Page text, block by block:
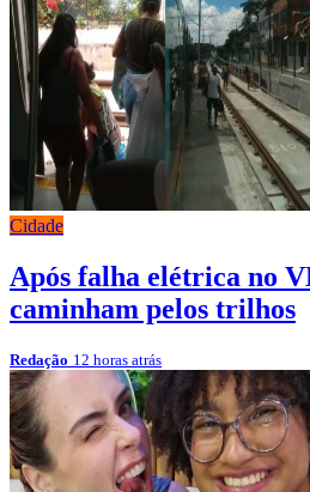
Cidade
Após falha elétrica no
caminham pelos trilhos
Redação 12 horas atrás